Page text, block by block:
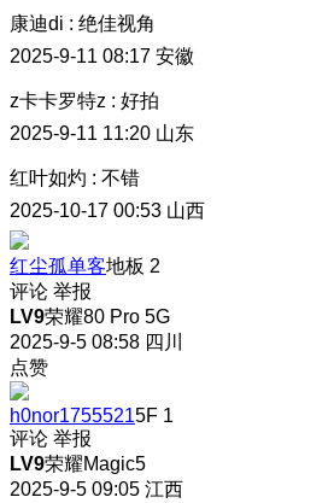
康迪di : 绝佳视角
2025-9-11 08:17 安徽
z卡卡罗特z : 好拍
2025-9-11 11:20 山东
红叶如灼 : 不错
2025-10-17 00:53 山西
红尘孤单客地板 2
评论 举报
LV9荣耀80 Pro 5G
2025-9-5 08:58 四川
点赞
h0nor17555215F 1
评论 举报
LV9荣耀Magic5
2025-9-5 09:05 江西